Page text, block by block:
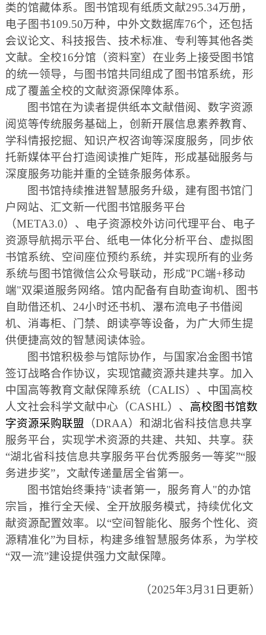
类的馆藏体系。图书馆现有纸质文献295.34万册，
电子图书109.50万种，中外文数据库76个，还包括
会议论文、科技报告、技术标准、专利等其他各类
文献。全校16分馆（资料室）在业务上接受图书馆
的统一领导，与图书馆共同组成了图书馆系统，形
成了覆盖全校的文献资源保障体系。
图书馆在为读者提供纸本文献借阅、数字资源
阅览等传统服务基础上，创新开展信息素养教育、
学科情报挖掘、知识产权咨询等深度服务，同步依
托新媒体平台打造阅读推广矩阵，形成基础服务与
深度服务功能并重的全链条服务体系。
图书馆持续推进智慧服务升级，建有图书馆门
户网站、汇文新一代图书馆服务平台
（META3.0）、电子资源校外访问代理平台、电子
资源导航揭示平台、纸电一体化分析平台、虚拟图
书馆系统、空间座位预约系统，并实现所有的业务
系统与图书馆微信公众号联动， 形成"PC端+移动
端"双渠道服务网络。 馆内配备有自助查询机、图书
自助借还机、24小时还书机、瀑布流电子书借阅
机、消毒柜、门禁、朗读亭等设备，为广大师生提
供便捷高效的智慧阅读体验。
图书馆积极参与馆际协作，与国家冶金图书馆
签订战略合作协议，实现馆藏资源共建共享。加入
中国高等教育文献保障系统（CALIS）、中国高校
人文社会科学文献中心（CASHL）、 高校图书馆数
字资源采购联盟 （DRAA）和湖北省科技信息共享
服务平台，实现学术资源的共建、共知、共享。获
“湖北省科技信息共享服务平台优秀服务一等奖”“服
务进步奖”，文献传递量居全省第一。
图书馆始终秉持"读者第一，服务育人"的办馆
宗旨，推行全天候、全开放服务模式，持续优化文
献资源配置效率。以“空间智能化、服务个性化、资
源精准化”为目标，构建多维智慧服务体系，为学校
“双一流”建设提供强力文献保障。
（2025年3月31日更新）